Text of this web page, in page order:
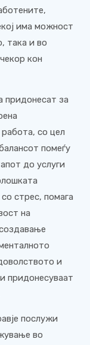
има можност
така и во
кон
придонесат за
со цел
помеѓу
до услуги
стрес, помага
на
и
придонесуваат
послужи
во